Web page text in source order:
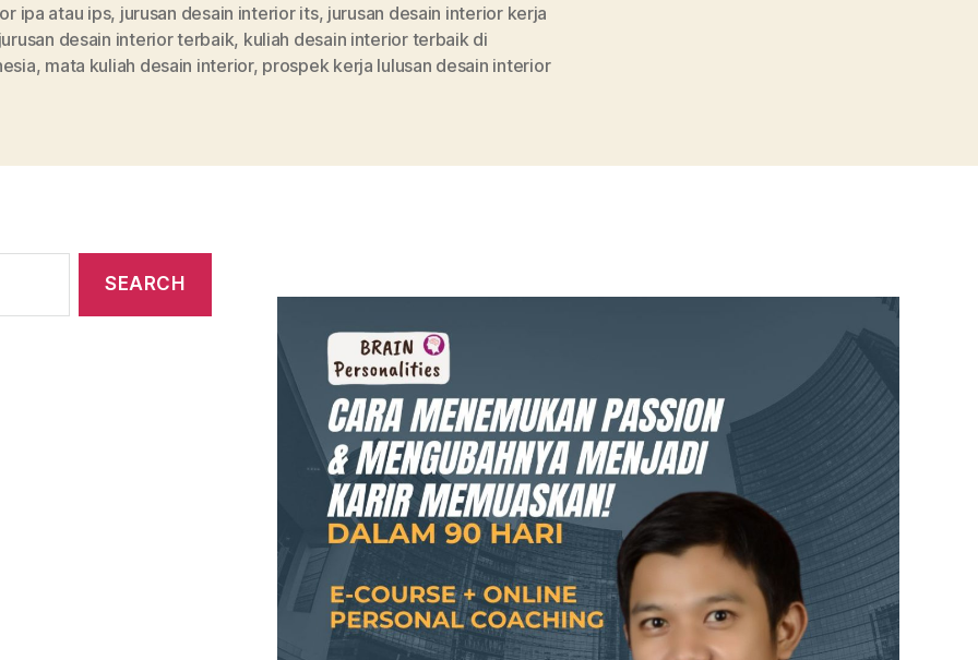
ipa atau ips, jurusan desain interior its, jurusan desain interior kerja
desain interior terbaik, kuliah desain interior terbaik di
, mata kuliah desain interior, prospek kerja lulusan desain interior